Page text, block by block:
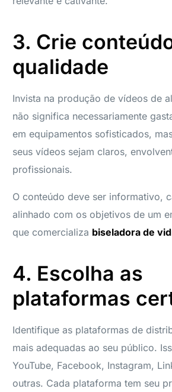
3. Crie
qualidade
Invista na produção de vídeos de
não significa necessariamente
em equipamentos sofisticados,
seus vídeos sejam claros,
profissionais.
O conteúdo deve ser informativo,
alinhado com os objetivos de um
que comercializa biseladora de
4. Escolha as
plataformas
Identifique as plataformas de
mais adequadas ao seu público.
YouTube, Facebook, Instagram,
outras. Cada plataforma tem seu